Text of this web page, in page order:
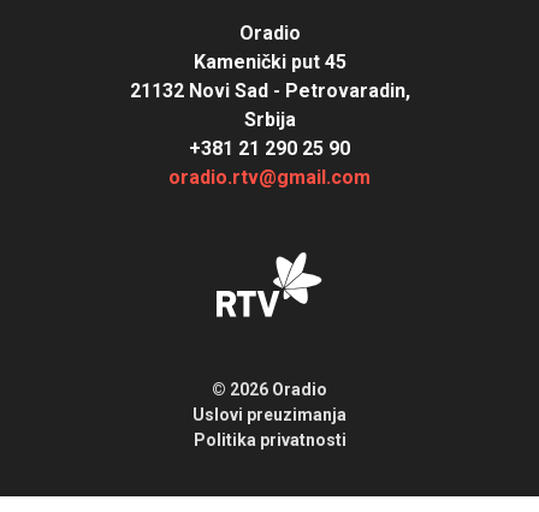
Oradio
Kamenički put 45
21132 Novi Sad - Petrovaradin,
Srbija
+381 21 290 25 90
oradio.rtv@gmail.com
© 2026 Oradio
Uslovi preuzimanja
Politika privatnosti